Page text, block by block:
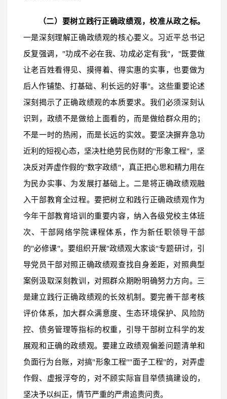
（二）要树立践行正确政绩观，校准从政之标。
一是深刻理解正确政绩观的核心要义。习近平总书记
反复强调，"功成不必在我、功成必定有我"，"既要做
让老百姓看得见、摸得着、得实惠的实事，也要做为
后人作铺垫、打基础、利长远的好事"。这些重要论述
深刻揭示了正确政绩观的本质要求。我们必须深刻认
识到，政绩不是做给上面看的，而是做给群众用的；
不是一时的热闹，而是长远的实效。要坚决摒弃急功
近利的短视心态，坚决杜绝劳民伤财的"形象工程"，坚
决反对弄虚作假的"数字政绩"，真正把心思和精力用在
为民办实事、为发展打基础上。二是将正确政绩观融
入干部教育全过程。要把树立和践行正确政绩观作为
今年干部教育培训的重要内容，纳入各级党校主体班
次、干部网络学院课程体系，作为新任职领导干部
的"必修课"。要组织开展"政绩观大家谈"专题研讨，引
导党员干部对照正确政绩观查找自身差距，对照典型
案例汲取深刻教训，对照群众期盼明确努力方向。三
是建立践行正确政绩观的长效机制。要完善干部考核
评价体系，加大群众满意度、生态环境保护、风险防
控、债务管理等指标的权重，引导干部树立科学的发
展观和正确的政绩观。要建立政绩观偏差问题清单和
负面行为台账，对搞"形象工程""面子工程"的，对弄虚
作假、虚报浮夸的，对不顾实际盲目举债搞建设的，
坚决予以纠正，情节严重的严肃追责问责。